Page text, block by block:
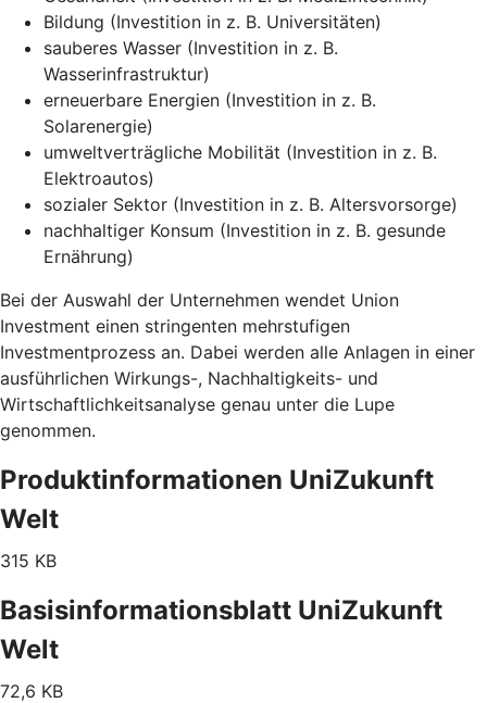
Bildung (Investition in z. B. Universitäten)
sauberes Wasser (Investition in z. B.
Wasserinfrastruktur)
erneuerbare Energien (Investition in z. B.
Solarenergie)
umweltverträgliche Mobilität (Investition in z. B.
Elektroautos)
sozialer Sektor (Investition in z. B. Altersvorsorge)
nachhaltiger Konsum (Investition in z. B. gesunde
Ernährung)
Bei der Auswahl der Unternehmen wendet Union
Investment einen stringenten mehrstufigen
Investmentprozess an. Dabei werden alle Anlagen in einer
ausführlichen Wirkungs-, Nachhaltigkeits- und
Wirtschaftlichkeitsanalyse genau unter die Lupe
genommen.
Produktinformationen UniZukunft
Welt
315 KB
Basisinformationsblatt UniZukunft
Welt
72,6 KB